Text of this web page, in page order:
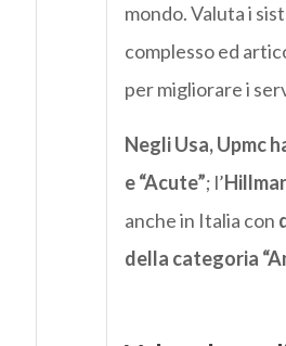
mondo. Valuta i
complesso ed
per migliorare i
Negli Usa, Upmc
e “Acute”; l’
anche in Italia con
della categoria